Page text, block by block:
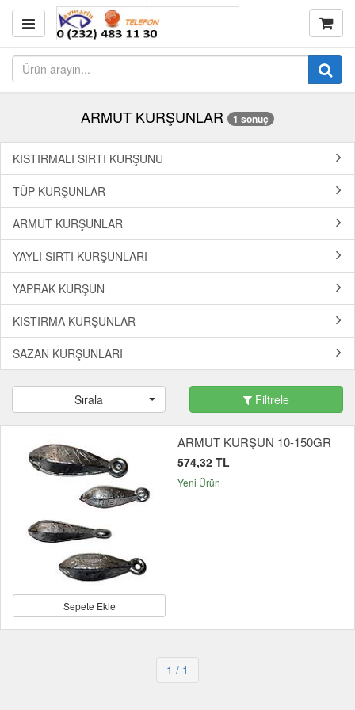
ARMUT KURŞUNLAR 1 sonuç
KISTIRMALI SIRTI KURŞUNU
TÜP KURŞUNLAR
ARMUT KURŞUNLAR
YAYLI SIRTI KURŞUNLARI
YAPRAK KURŞUN
KISTIRMA KURŞUNLAR
SAZAN KURŞUNLARI
Sırala Filtrele
Sepete Ekle
ARMUT KURŞUN 10-150GR
574,32 TL
Yeni Ürün
1 / 1